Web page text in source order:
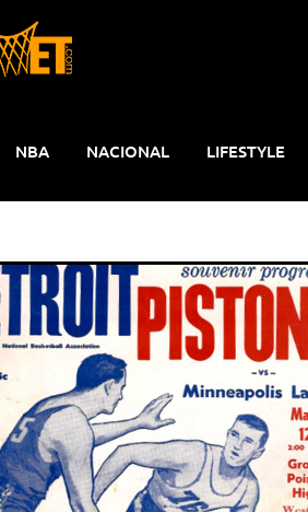
NBA NACIONAL LIFESTYLE